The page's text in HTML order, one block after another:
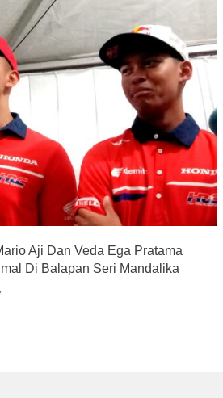
Aji Dan Veda Ega Pratama
Di Balapan Seri Mandalika